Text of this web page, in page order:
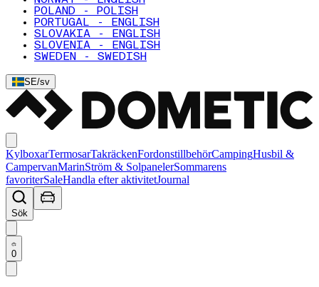
POLAND - POLISH
PORTUGAL - ENGLISH
SLOVAKIA - ENGLISH
SLOVENIA - ENGLISH
SWEDEN - SWEDISH
SE/sv
KylboxarTermosarTakräckenFordonstillbehörCampingHusbil &
CampervanMarinStröm & SolpanelerSommarens
favoriterSaleHandla efter aktivitetJournal
Sök
0